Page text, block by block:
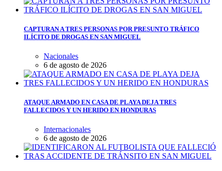
CAPTURAN A TRES PERSONAS POR PRESUNTO TRÁFICO
ILÍCITO DE DROGAS EN SAN MIGUEL
Nacionales
6 de agosto de 2026
ATAQUE ARMADO EN CASA DE PLAYA DEJA TRES
FALLECIDOS Y UN HERIDO EN HONDURAS
Internacionales
6 de agosto de 2026